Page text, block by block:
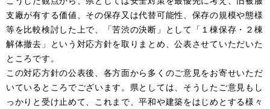
支廠が有する価値、その保存又は代替可能性、保存の規模や態様
等を比較検討した上で、「苦渋の決断」として「１棟保存・２棟
解体撤去」という対応方針を取りまとめ、公表させていただいた
ところです。
この対応方針の公表後、各方面から多くのご意見をお寄せいただ
いているところでございます。県としては、そうしたご意見もし
っかりと受け止めて、これまで、平和や建築をはじめとする様々